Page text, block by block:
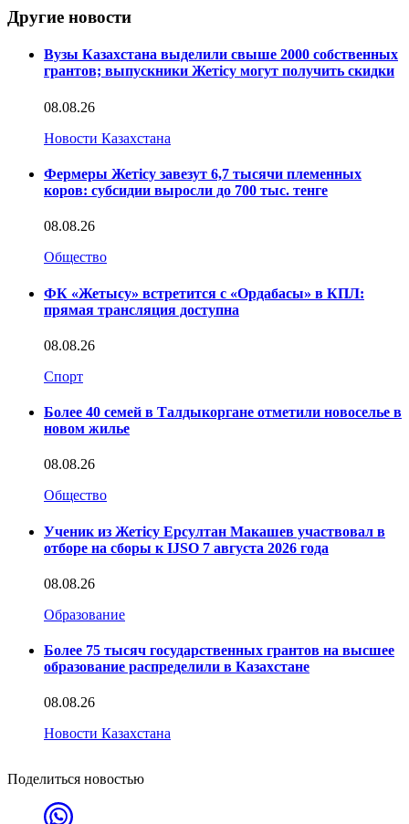
Другие новости
Вузы Казахстана выделили свыше 2000 собственных
грантов; выпускники Жетісу могут получить скидки
08.08.26
Новости Казахстана
Фермеры Жетісу завезут 6,7 тысячи племенных
коров: субсидии выросли до 700 тыс. тенге
08.08.26
Общество
ФК «Жетысу» встретится с «Ордабасы» в КПЛ:
прямая трансляция доступна
08.08.26
Спорт
Более 40 семей в Талдыкоргане отметили новоселье в
новом жилье
08.08.26
Общество
Ученик из Жетісу Ерсултан Макашев участвовал в
отборе на сборы к IJSO 7 августа 2026 года
08.08.26
Образование
Более 75 тысяч государственных грантов на высшее
образование распределили в Казахстане
08.08.26
Новости Казахстана
Поделиться новостью